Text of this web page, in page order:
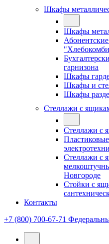
Шкафы
Шкафы
гарнизона
Шкафы
Шкафы и
Шкафы
Стеллажи с
Стеллажи с
Стеллажи с
Новгороде
Стойки с
Контакты
+7 (800) 700-67-71